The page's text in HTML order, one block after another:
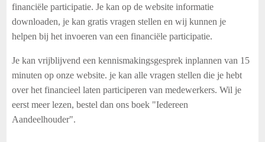
financiële participatie. Je kan op de website informatie
downloaden, je kan gratis vragen stellen en wij kunnen je
helpen bij het invoeren van een financiële participatie.
Je kan vrijblijvend een kennismakingsgesprek inplannen van 15
minuten op onze website. je kan alle vragen stellen die je hebt
over het financieel laten participeren van medewerkers. Wil je
eerst meer lezen, bestel dan ons boek "Iedereen
Aandeelhouder".